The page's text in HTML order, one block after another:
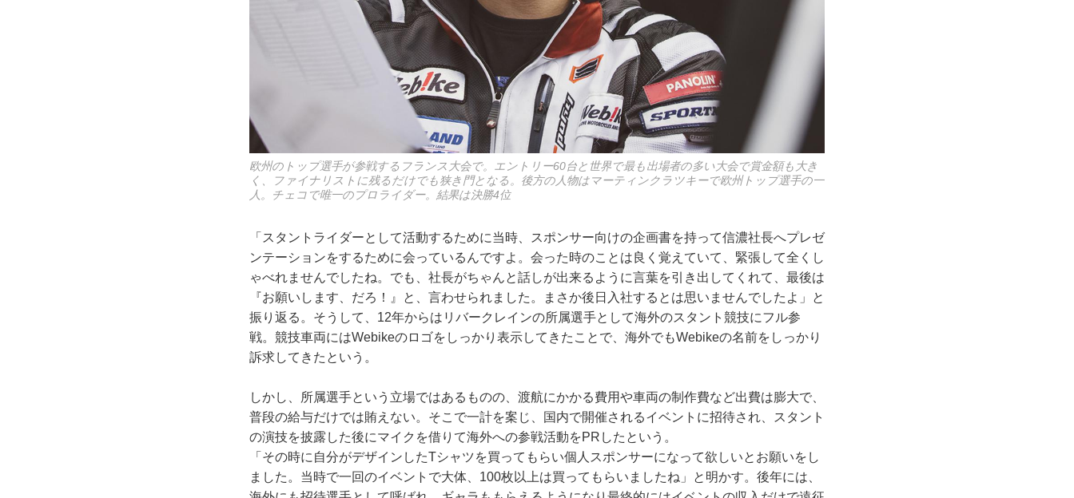
欧州のトップ選手が参戦するフランス大会で。エントリー60台と世界で最も出場者の多い大会で賞金額も大き
く、ファイナリストに残るだけでも狭き門となる。後方の人物はマーティンクラツキーで欧州トップ選手の一
人。チェコで唯一のプロライダー。結果は決勝4位
「スタントライダーとして活動するために当時、スポンサー向けの企画書を持って信濃社長へプレゼ
ンテーションをするために会っているんですよ。会った時のことは良く覚えていて、緊張して全くし
ゃべれませんでしたね。でも、社長がちゃんと話しが出来るように言葉を引き出してくれて、最後は
『お願いします、だろ！』と、言わせられました。まさか後日入社するとは思いませんでしたよ」と
振り返る。そうして、12年からはリバークレインの所属選手として海外のスタント競技にフル参
戦。競技車両にはWebikeのロゴをしっかり表示してきたことで、海外でもWebikeの名前をしっかり
訴求してきたという。
しかし、所属選手という立場ではあるものの、渡航にかかる費用や車両の制作費など出費は膨大で、
普段の給与だけでは賄えない。そこで一計を案じ、国内で開催されるイベントに招待され、スタント
の演技を披露した後にマイクを借りて海外への参戦活動をPRしたという。
「その時に自分がデザインしたTシャツを買ってもらい個人スポンサーになって欲しいとお願いをし
ました。当時で一回のイベントで大体、100枚以上は買ってもらいましたね」と明かす。後年には、